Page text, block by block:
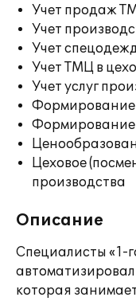
Учет продаж
Учет
Учет
Учет ТМЦ в
Учет услуг
Формирование
Формирование
Цеховое
производства
Описание
Специалисты «1-
которая